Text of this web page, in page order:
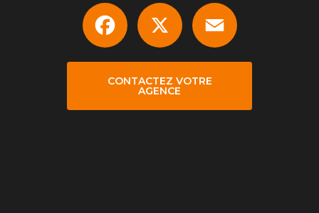
Facebook
CONTACTEZ VOTRE
AGENCE